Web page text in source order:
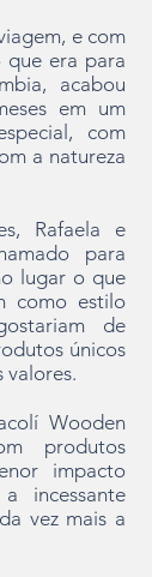
e com
que era para
acabou
em um
com
a natureza
Rafaela e
para
lugar o que
como estilo
de
únicos
valores.
Wooden
produtos
impacto
incessante
vez mais a